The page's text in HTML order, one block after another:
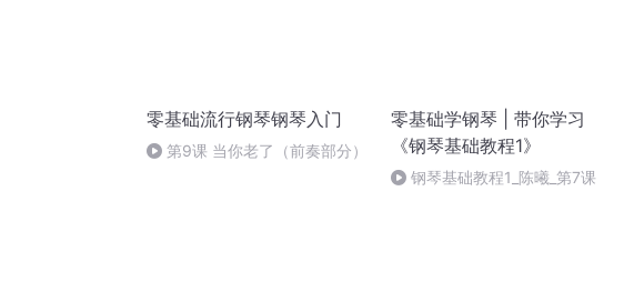
零基础流行钢琴钢琴入门
第9课 当你老了（前奏部分）
零基础学钢琴 | 带你学习
《钢琴基础教程1》
钢琴基础教程1_陈曦_第7课